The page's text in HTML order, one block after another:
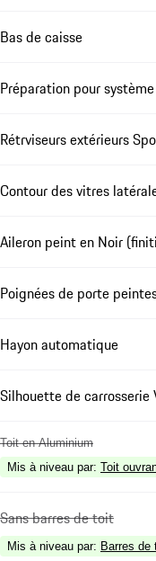
Bas de caisse
Préparation pour
Rétrviseurs extérieurs
Contour des vitres
Aileron peint en Noir
Poignées de porte
Hayon automatique
Silhouette de carrosserie
Toit en Aluminium
Mis à niveau par: Toit
Sans barres de toit
Mis à niveau par: Barres de